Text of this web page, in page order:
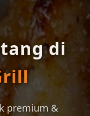
di
premium &